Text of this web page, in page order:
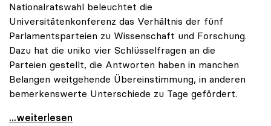
Nationalratswahl beleuchtet die
Universitätenkonferenz das Verhältnis der fünf
Parlamentsparteien zu Wissenschaft und Forschung.
Dazu hat die uniko vier Schlüsselfragen an die
Parteien gestellt, die Antworten haben in manchen
Belangen weitgehende Übereinstimmung, in anderen
bemerkenswerte Unterschiede zu Tage gefördert.
uniko-Fragen an die Parteien: Wie halten Sie es
...weiterlesen